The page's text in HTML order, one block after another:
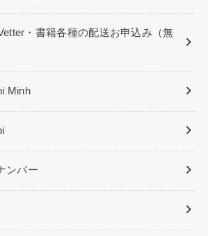
・書籍各種の配送お申込み（無
Minh
ンバー